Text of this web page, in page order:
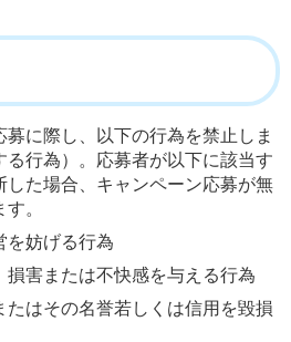
に際し、以下の行為を禁止しま
る行為）。応募者が以下に該当す
した場合、キャンペーン応募が無
。
を妨げる行為
損害または不快感を与える行為
たはその名誉若しくは信用を毀損